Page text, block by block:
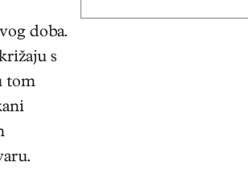
doba.
s
tom